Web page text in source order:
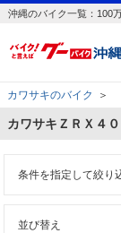
沖縄のバイク一覧：100
カワサキのバイク ＞
カワサキＺＲＸ４
条件を指定して絞り
並び替え